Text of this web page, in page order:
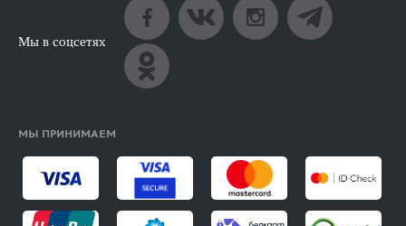
Мы в соцсетях
МЫ ПРИНИМАЕМ